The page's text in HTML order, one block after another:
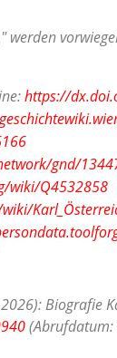
https://
gnd/
wiki/Q4532858
Biografie
(Abrufdatum: